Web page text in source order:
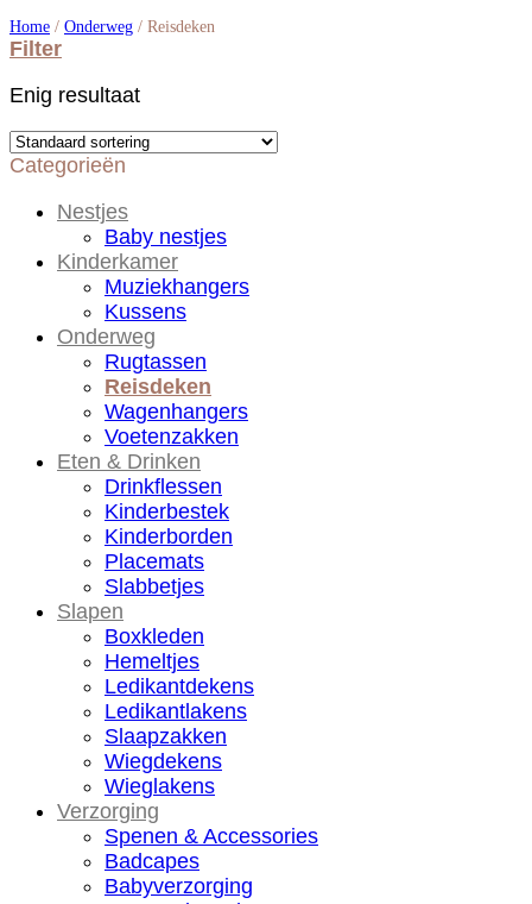
Home / Onderweg / Reisdeken
Filter
Enig resultaat
Categorieën
Nestjes
Baby nestjes
Kinderkamer
Muziekhangers
Kussens
Onderweg
Rugtassen
Reisdeken
Wagenhangers
Voetenzakken
Eten & Drinken
Drinkflessen
Kinderbestek
Kinderborden
Placemats
Slabbetjes
Slapen
Boxkleden
Hemeltjes
Ledikantdekens
Ledikantlakens
Slaapzakken
Wiegdekens
Wieglakens
Verzorging
Spenen & Accessories
Badcapes
Babyverzorging